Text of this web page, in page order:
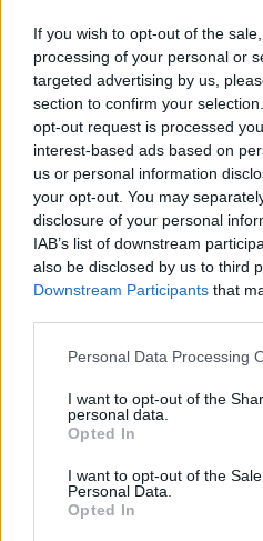
If you wish to opt-out of the
processing of your personal or
targeted advertising by us,
section to confirm your
opt-out request is processed
interest-based ads based on
us or personal information
your opt-out. You may
disclosure of your personal
IAB’s list of downstream
also be disclosed by us to third
Downstream Participants that
Please note that this website/
not limited to your visit or usage
grant or deny consent to
use your data for below
consent section.
Personal Data Processing
I want to opt-out of the
personal data.
Opted In
I want to opt-out of the
Personal Data.
Opted In